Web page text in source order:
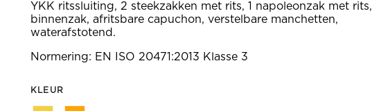
YKK ritssluiting, 2 steekzakken met rits, 1 napoleonzak met rits,
binnenzak, afritsbare capuchon, verstelbare manchetten,
waterafstotend.
Normering: EN ISO 20471:2013 Klasse 3
KLEUR